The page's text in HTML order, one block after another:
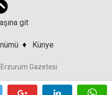
git
♦ Künye
Gazetesi